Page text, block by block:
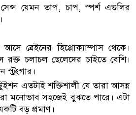
যেমন তাপ, চাপ, স্পর্শ এগুলির
ব্রেইনের হিপ্পোক্যাম্পাস থেকে।
রক্ত চলাচল ছেলেদের চাইতে বেশি।
এতটাই শক্তিশালী যে তারা আসন্ন
মনোভাব সহজেই বুঝতে পারে। এটা
বড় প্রমাণ।